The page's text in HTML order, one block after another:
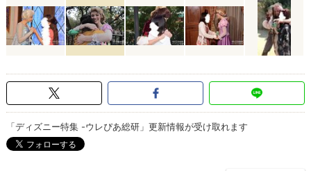
「ディズニー特集 -ウレぴあ総研」更新情報が受け取れます